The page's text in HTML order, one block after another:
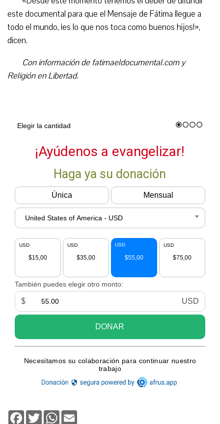
este documental para que el Mensaje de Fátima llegue a
todo el mundo, ¡es lo que nos toca como buenos hijos!»,
dicen.
Con información de fatimaeldocumental.com y
Religión en Libertad.
Facebook
TwitterWhatsApp